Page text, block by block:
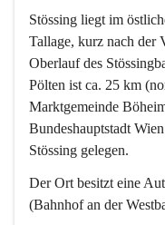
Stössing liegt im
Tallage, kurz nach der
Oberlauf des
Pölten ist ca. 25 km
Marktgemeinde
Bundeshauptstadt
Stössing gelegen.
Der Ort besitzt eine
(Bahnhof an der